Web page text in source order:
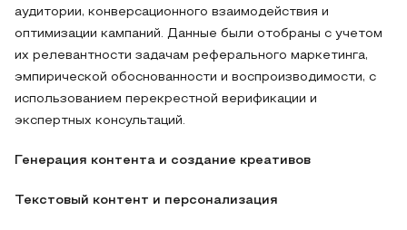
аудитории, конверсационного взаимодействия и
оптимизации кампаний. Данные были отобраны с учетом
их релевантности задачам реферального маркетинга,
эмпирической обоснованности и воспроизводимости, с
использованием перекрестной верификации и
экспертных консультаций.
Генерация контента и создание креативов
Текстовый контент и персонализация